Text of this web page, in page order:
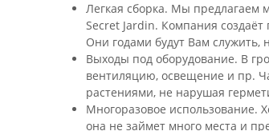
Легкая сборка. Мы предлагаем
Secret Jardin. Компания
Они годами будут Вам служить,
Выходы под оборудование. В
вентиляцию, освещение и пр.
растениями, не нарушая
Многоразовое использование.
она не займет много места и